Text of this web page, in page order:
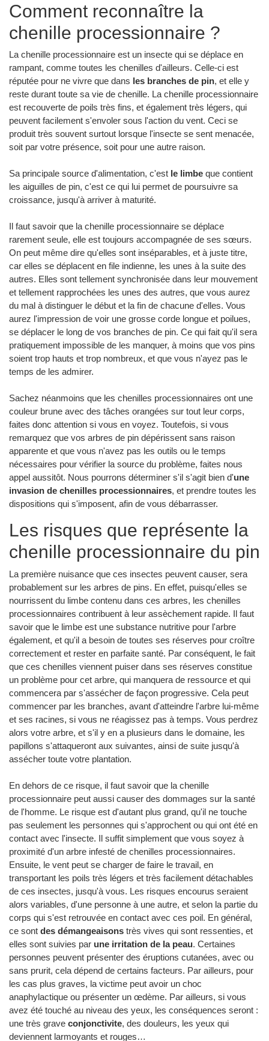
Comment reconnaître la
chenille processionnaire ?
La chenille processionnaire est un insecte qui se déplace en
rampant, comme toutes les chenilles d'ailleurs. Celle-ci est
réputée pour ne vivre que dans les branches de pin, et elle y
reste durant toute sa vie de chenille. La chenille processionnaire
est recouverte de poils très fins, et également très légers, qui
peuvent facilement s'envoler sous l'action du vent. Ceci se
produit très souvent surtout lorsque l'insecte se sent menacée,
soit par votre présence, soit pour une autre raison.
Sa principale source d'alimentation, c'est le limbe que contient
les aiguilles de pin, c'est ce qui lui permet de poursuivre sa
croissance, jusqu'à arriver à maturité.
Il faut savoir que la chenille processionnaire se déplace
rarement seule, elle est toujours accompagnée de ses sœurs.
On peut même dire qu'elles sont inséparables, et à juste titre,
car elles se déplacent en file indienne, les unes à la suite des
autres. Elles sont tellement synchronisée dans leur mouvement
et tellement rapprochées les unes des autres, que vous aurez
du mal à distinguer le début et la fin de chacune d'elles. Vous
aurez l'impression de voir une grosse corde longue et poilues,
se déplacer le long de vos branches de pin. Ce qui fait qu'il sera
pratiquement impossible de les manquer, à moins que vos pins
soient trop hauts et trop nombreux, et que vous n'ayez pas le
temps de les admirer.
Sachez néanmoins que les chenilles processionnaires ont une
couleur brune avec des tâches orangées sur tout leur corps,
faites donc attention si vous en voyez. Toutefois, si vous
remarquez que vos arbres de pin dépérissent sans raison
apparente et que vous n'avez pas les outils ou le temps
nécessaires pour vérifier la source du problème, faites nous
appel aussitôt. Nous pourrons déterminer s'il s'agit bien d'une
invasion de chenilles processionnaires, et prendre toutes les
dispositions qui s'imposent, afin de vous débarrasser.
Les risques que représente la
chenille processionnaire du pin
La première nuisance que ces insectes peuvent causer, sera
probablement sur les arbres de pins. En effet, puisqu'elles se
nourrissent du limbe contenu dans ces arbres, les chenilles
processionnaires contribuent à leur assèchement rapide. Il faut
savoir que le limbe est une substance nutritive pour l'arbre
également, et qu'il a besoin de toutes ses réserves pour croître
correctement et rester en parfaite santé. Par conséquent, le fait
que ces chenilles viennent puiser dans ses réserves constitue
un problème pour cet arbre, qui manquera de ressource et qui
commencera par s'assécher de façon progressive. Cela peut
commencer par les branches, avant d'atteindre l'arbre lui-même
et ses racines, si vous ne réagissez pas à temps. Vous perdrez
alors votre arbre, et s'il y en a plusieurs dans le domaine, les
papillons s'attaqueront aux suivantes, ainsi de suite jusqu'à
assécher toute votre plantation.
En dehors de ce risque, il faut savoir que la chenille
processionnaire peut aussi causer des dommages sur la santé
de l'homme. Le risque est d'autant plus grand, qu'il ne touche
pas seulement les personnes qui s'approchent ou qui ont été en
contact avec l'insecte. Il suffit simplement que vous soyez à
proximité d'un arbre infesté de chenilles processionnaires.
Ensuite, le vent peut se charger de faire le travail, en
transportant les poils très légers et très facilement détachables
de ces insectes, jusqu'à vous. Les risques encourus seraient
alors variables, d'une personne à une autre, et selon la partie du
corps qui s'est retrouvée en contact avec ces poil. En général,
ce sont des démangeaisons très vives qui sont ressenties, et
elles sont suivies par une irritation de la peau. Certaines
personnes peuvent présenter des éruptions cutanées, avec ou
sans prurit, cela dépend de certains facteurs. Par ailleurs, pour
les cas plus graves, la victime peut avoir un choc
anaphylactique ou présenter un œdème. Par ailleurs, si vous
avez été touché au niveau des yeux, les conséquences seront :
une très grave conjonctivite, des douleurs, les yeux qui
deviennent larmoyants et rouges…